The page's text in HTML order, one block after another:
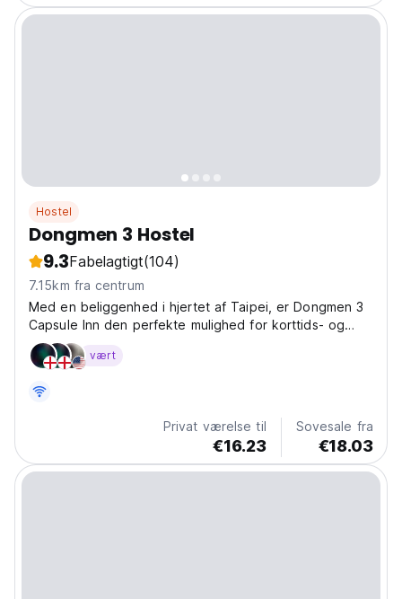
Hostel
Dongmen 3 Hostel
9.3Fabelagtigt(104)
7.15km fra centrum
Med en beliggenhed i hjertet af Taipei, er Dongmen 3
Capsule Inn den perfekte mulighed for korttids- og
budgetrejsende, der besøger byen.
vært
Privat værelse til
€16.23
Sovesale fra
€18.03